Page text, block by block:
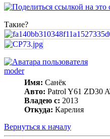
Такие?
moder
Имя: Санёк
Авто: Patrol Y61 ZD30
Владею с: 2013
Откуда: Карелия
Вернуться к началу